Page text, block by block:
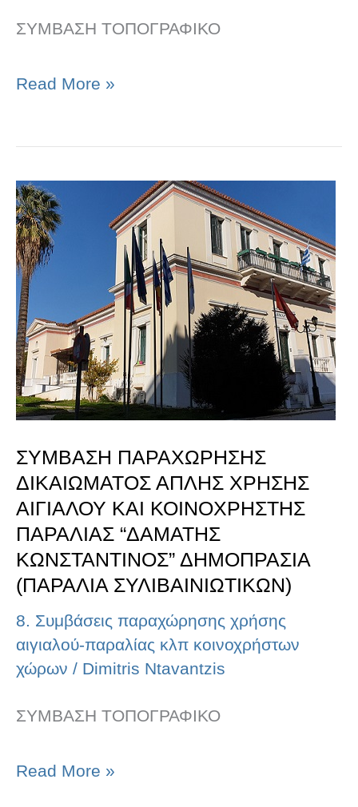
ΣΥΜΒΑΣΗ ΤΟΠΟΓΡΑΦΙΚΟ
Read More »
ΣΥΜΒΑΣΗ ΠΑΡΑΧΩΡΗΣΗΣ
ΔΙΚΑΙΩΜΑΤΟΣ ΑΠΛΗΣ ΧΡΗΣΗΣ
ΑΙΓΙΑΛΟΥ ΚΑΙ ΚΟΙΝΟΧΡΗΣΤΗΣ
ΠΑΡΑΛΙΑΣ “ΔΑΜΑΤΗΣ
ΚΩΝΣΤΑΝΤΙΝΟΣ” ΔΗΜΟΠΡΑΣΙΑ
(ΠΑΡΑΛΙΑ ΣΥΛΙΒΑΙΝΙΩΤΙΚΩΝ)
8. Συμβάσεις παραχώρησης χρήσης
αιγιαλού-παραλίας κλπ κοινοχρήστων
χώρων / Dimitris Ntavantzis
ΣΥΜΒΑΣΗ ΤΟΠΟΓΡΑΦΙΚΟ
ΣΥΜΒΑΣΗ
ΠΑΡΑΧΩΡΗΣΗΣ
ΔΙΚΑΙΩΜΑΤΟΣ
ΑΠΛΗΣ
ΧΡΗΣΗΣ
ΑΙΓΙΑΛΟΥ
ΚΑΙ
ΚΟΙΝΟΧΡΗΣΤΗΣ
“ΔΑΜΑΤΗΣ
ΚΩΝΣΤΑΝΤΙΝΟΣ”
ΔΗΜΟΠΡΑΣΙΑ
(ΠΑΡΑΛΙΑ
ΣΥΛΙΒΑΙΝΙΩΤΙΚΩΝ)
Read More »